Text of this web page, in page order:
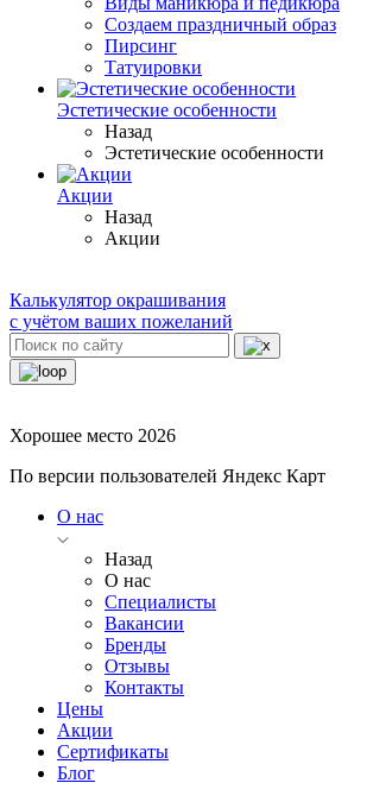
Создаем праздничный образ
Пирсинг
Татуировки
Эстетические особенности
Назад
Эстетические особенности
Акции
Назад
Акции
Калькулятор окрашивания
с учётом ваших пожеланий
Хорошее место 2026
По версии пользователей Яндекс Карт
О нас
Назад
О нас
Специалисты
Вакансии
Бренды
Отзывы
Контакты
Цены
Акции
Сертификаты
Блог